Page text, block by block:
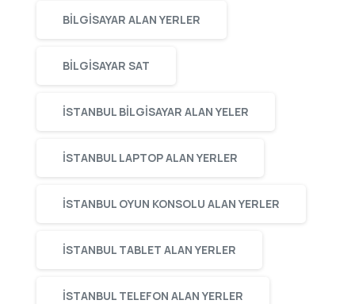
BILGISAYAR ALAN YERLER
BILGISAYAR SAT
ISTANBUL BILGISAYAR ALAN YELER
ISTANBUL LAPTOP ALAN YERLER
ISTANBUL OYUN KONSOLU ALAN YERLER
ISTANBUL TABLET ALAN YERLER
ISTANBUL TELEFON ALAN YERLER